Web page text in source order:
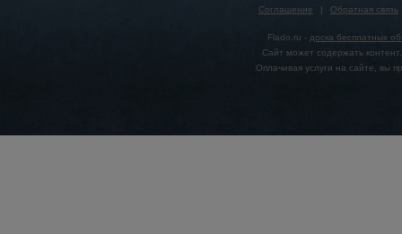
Соглашение | Обратная связь
Flado.ru - доска бесплатных
Сайт может содержать
Оплачивая услуги на сайте, вы